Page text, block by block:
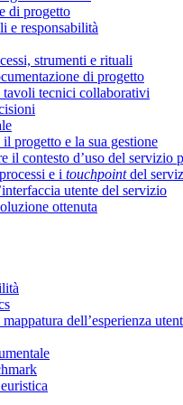
di progetto
e responsabilità
strumenti e rituali
di progetto
tavoli tecnici collaborativi
progetto e la sua gestione
il contesto d’uso del servizio
e i touchpointdel
utente del servizio
ottenuta
dell’esperienza